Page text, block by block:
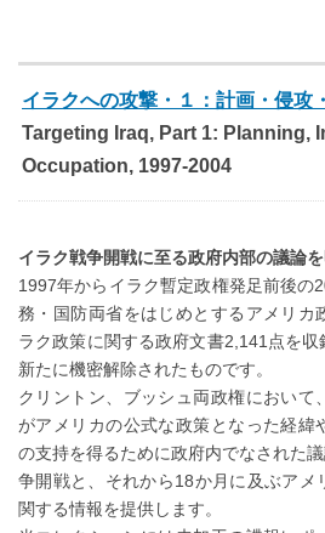
イラクへの攻撃・１：計画・侵攻
Targeting Iraq, Part 1: Planning,
Occupation, 1997-2004
イラク戦争開戦に至る政府内部の議論
1997年からイラク暫定政権発足前後の
務・国防両省をはじめとするアメリカ
ラク政策に関する政府文書2,141点を
新たに機密解除されたものです。
クリントン、ブッシュ両政権において
がアメリカの公式な政策となった経緯
の支持を得るために政府内でなされた
争開戦と、それから18か月に及ぶアメ
関する情報を提供します。